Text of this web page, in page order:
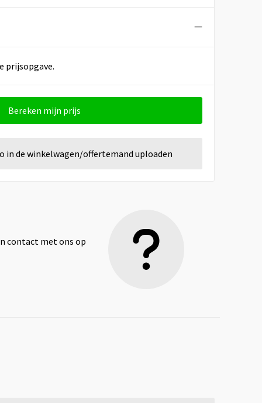
prijsopgave.
Bereken mijn prijs
in de winkelwagen/offertemand uploaden
contact met ons op